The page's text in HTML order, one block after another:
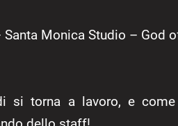
Monica Studio – God
si torna a lavoro, e